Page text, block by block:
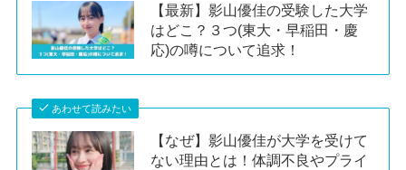
【最新】影山優佳の受験した大学
はどこ？３つ(東大・早稲田・慶
応)の噂について追求！
あわせて読みたい
【なぜ】影山優佳が大学を受けて
ない理由とは！体調不良やプライ